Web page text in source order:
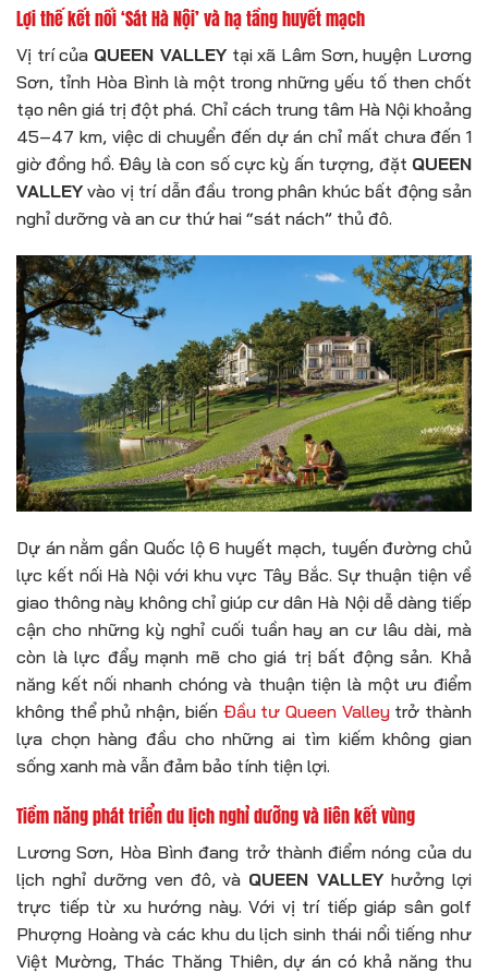
Lợi thế kết nối ‘Sát Hà Nội’ và hạ tầng huyết mạch
Vị trí của QUEEN VALLEYtại xã Lâm Sơn, huyện Lương
Sơn, tỉnh Hòa Bình là một trong những yếu tố then chốt
tạo nên giá trị đột phá. Chỉ cách trung tâm Hà Nội khoảng
45–47 km, việc di chuyển đến dự án chỉ mất chưa đến 1
giờ đồng hồ. Đây là con số cực kỳ ấn tượng, đặt QUEEN
VALLEY vào vị trí dẫn đầu trong phân khúc bất động sản
nghỉ dưỡng và an cư thứ hai “sát nách” thủ đô.
Dự án nằm gần Quốc lộ 6 huyết mạch, tuyến đường chủ
lực kết nối Hà Nội với khu vực Tây Bắc. Sự thuận tiện về
giao thông này không chỉ giúp cư dân Hà Nội dễ dàng tiếp
cận cho những kỳ nghỉ cuối tuần hay an cư lâu dài, mà
còn là lực đẩy mạnh mẽ cho giá trị bất động sản. Khả
năng kết nối nhanh chóng và thuận tiện là một ưu điểm
không thể phủ nhận, biến Đầu tư Queen Valleytrở thành
lựa chọn hàng đầu cho những ai tìm kiếm không gian
sống xanh mà vẫn đảm bảo tính tiện lợi.
Tiềm năng phát triển du lịch nghỉ dưỡng và liên kết vùng
Lương Sơn, Hòa Bình đang trở thành điểm nóng của du
lịch nghỉ dưỡng ven đô, và QUEEN VALLEY hưởng lợi
trực tiếp từ xu hướng này. Với vị trí tiếp giáp sân golf
Phượng Hoàng và các khu du lịch sinh thái nổi tiếng như
Việt Mường, Thác Thăng Thiên, dự án có khả năng thu